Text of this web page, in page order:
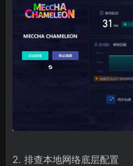
2. 排查本地网络底层配置